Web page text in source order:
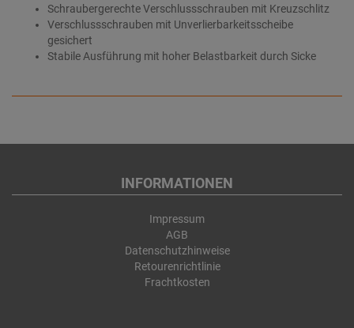
Schraubergerechte Verschlussschrauben mit Kreuzschlitz
Verschlussschrauben mit Unverlierbarkeitsscheibe
gesichert
Stabile Ausführung mit hoher Belastbarkeit durch Sicke
INFORMATIONEN
Impressum
AGB
Datenschutzhinweise
Retourenrichtlinie
Frachtkosten